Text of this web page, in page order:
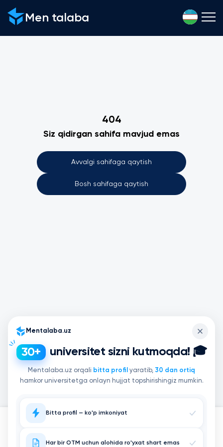
Men talaba
404
Siz qidirgan sahifa mavjud emas
Avvalgi sahifaga qaytish
Bosh sahifaga qaytish
Mentalaba.uz
30+ universitet sizni kutmoqda! 🎓
Mentalaba.uz orqali bitta profil yaratib, 30 dan ortiq
hamkor universitetga onlayn hujjat topshirishingiz mumkin.
Bitta profil — ko'p imkoniyat
Har bir OTM uchun alohida ro'yxat shart emas